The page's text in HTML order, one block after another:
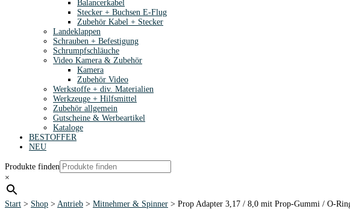
Balancerkabel
Stecker + Buchsen E-Flug
Zubehör Kabel + Stecker
Landeklappen
Schrauben + Befestigung
Schrumpfschläuche
Video Kamera & Zubehör
Kamera
Zubehör Video
Werkstoffe + div. Materialien
Werkzeuge + Hilfsmittel
Zubehör allgemein
Gutscheine & Werbeartikel
Kataloge
BESTOFFER
NEU
Produkte finden
×
Start > Shop > Antrieb > Mitnehmer & Spinner > Prop Adapter 3,17 / 8,0 mit Prop-Gummi / O-